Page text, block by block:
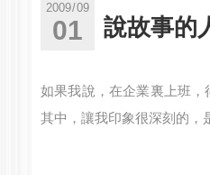
說故事的
2009/09
01
如果我說，在企業裏上班，
其中，讓我印象很深刻的，